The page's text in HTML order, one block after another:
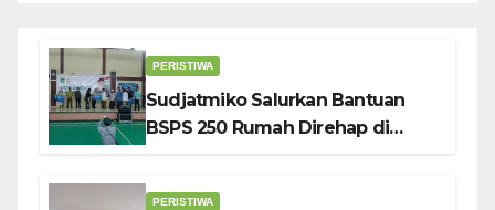
PERISTIWA
Sudjatmiko Salurkan Bantuan
BSPS 250 Rumah Direhap di
PERISTIWA